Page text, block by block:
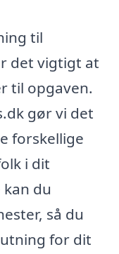
til
det vigtigt at
til opgaven.
gør vi det
forskellige
i dit
du
så du
for dit